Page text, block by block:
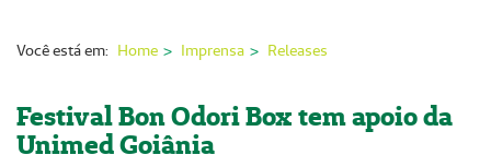
Imprensa
Você está em: Home Imprensa Releases
Festival Bon Odori Box tem apoio da
Unimed Goiânia